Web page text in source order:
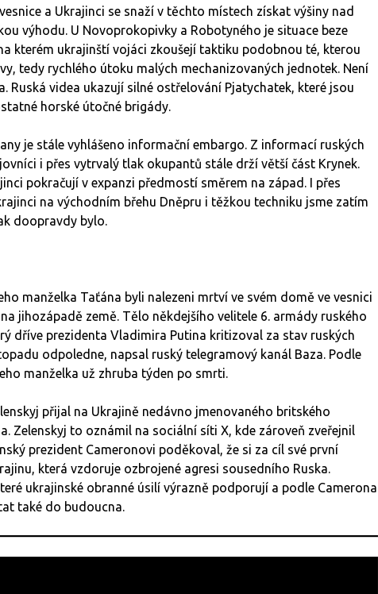
a Ukrajinci se snaží v těchto místech získat výšiny nad
výhodu. U Novoprokopivky a Robotyného je situace beze
kterém ukrajinští vojáci zkoušejí taktiku podobnou té, kterou
tedy rychlého útoku malých mechanizovaných jednotek. Není
Ruská videa ukazují silné ostřelování Pjatychatek, které jsou
horské útočné brigády.
je stále vyhlášeno informační embargo. Z informací ruských
i přes vytrvalý tlak okupantů stále drží větší část Krynek.
pokračují v expanzi předmostí směrem na západ. I přes
na východním břehu Dněpru i těžkou techniku jsme zatím
doopravdy bylo.
manželka Taťána byli nalezeni mrtví ve svém domě ve vesnici
jihozápadě země. Tělo někdejšího velitele 6. armády ruského
dříve prezidenta Vladimira Putina kritizoval za stav ruských
odpoledne, napsal ruský telegramový kanál Baza. Podle
manželka už zhruba týden po smrti.
přijal na Ukrajině nedávno jmenovaného britského
Zelenskyj to oznámil na sociální síti X, kde zároveň zveřejnil
prezident Cameronovi poděkoval, že si za cíl své první
která vzdoruje ozbrojené agresi sousedního Ruska.
ukrajinské obranné úsilí výrazně podporují a podle Camerona
také do budoucna.